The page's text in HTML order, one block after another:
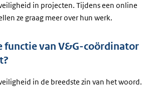
in projecten. Tijdens een online
ze graag meer over hun werk.
functie van V&G-coördinator
in de breedste zin van het woord.